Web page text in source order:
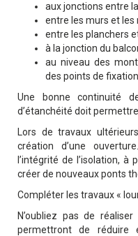
aux jonctions entre
entre les murs et
entre les planchers
à la jonction du
au niveau des
des points de
Une bonne continuité
d’étanchéité doit
Lors de travaux
création d’une
l’intégrité de l’isolation,
créer de nouveaux ponts
Compléter les travaux «
N’oubliez pas de
permettront de réduire